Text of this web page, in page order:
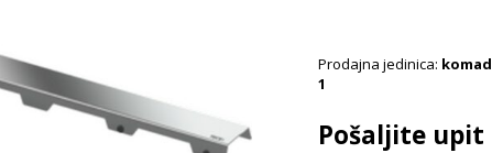
Prodajna jedinica: komad
1
Pošaljite upit